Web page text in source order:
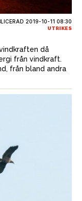
2019-10-11 08:30
UTRIKES
då
från vindkraft.
från bland andra